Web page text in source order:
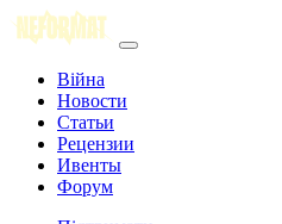
Війна
Новости
Статьи
Рецензии
Ивенты
Форум